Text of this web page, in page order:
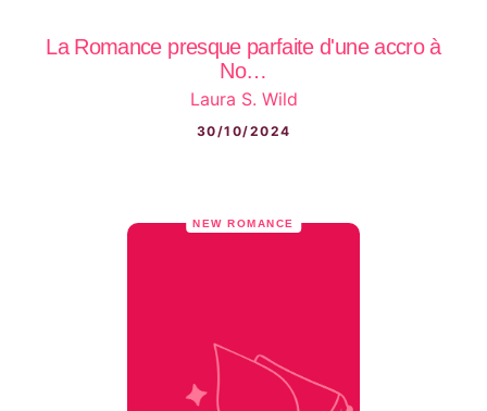
La Romance presque parfaite d'une accro à
No…
Laura S. Wild
30/10/2024
NEW ROMANCE